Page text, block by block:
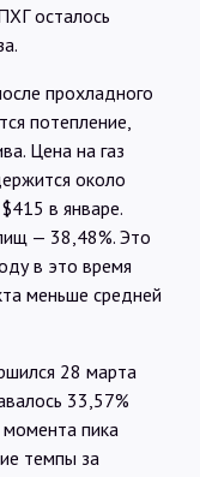
осталось
прохладного
потепление,
Цена на газ
около
в январе.
— 38,48%. Это
в это время
меньше средней
28 марта
33,57%
момента пика
темпы за